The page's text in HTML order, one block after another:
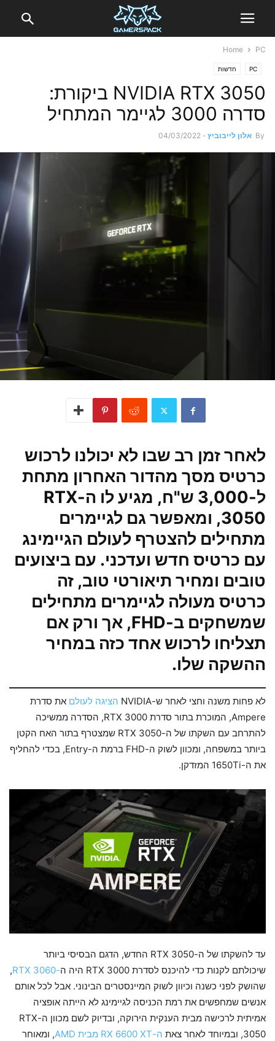
Home PC
PC חדשות
NVIDIA RTX 3050 ביקורת:
סדרה 3000 לגיימר המתחיל
By אלון לייבוביץ -
04/03/2022
לאחר זמן רב שבו לא יכולנו לרכוש
כרטיס מסך מהדור האחרון מתחת
ל-3,000 ש"ח, מגיע לו ה-RTX
3050, ומאפשר גם לגיימרים
מתחילים להצטרף לעולם הגיימינג
עם כרטיס חדש ועדכני. עם ביצועים
טובים ומחיר תיאורטי טוב, זה
כרטיס מעולה לגיימרים מתחילים
שמשחקים ב-FHD, אך ורק אם
תצליחו לרכוש אחד כזה במחיר
ההשקה שלו.
לא פחות משנה וחצי לאחר ש-NVIDIA הציגה לעולם את סדרת
Ampere, המוכרת בתור סדרת RTX 3000, הסדרה ממשיכה
להתרחב עם השקתו של ה-RTX 3050 שמצטרף בתור האח הקטן
ביותר במשפחה, ומכוון לשוק ה-FHD ברמת ה-Entry, בכדי להחליף
את ה-1650Ti המזדקן.
עד להשקתו של ה-RTX 3050 החדש, הדגם הבסיסי ביותר
שיכולתם לקנות כדי להיכנס לסדרת RTX 3000 היה ה
-RTX 3060
,
שהושק לפני כשנה וכיוון לשוק המיינסטרים הבינוני. אבל לכל אותם
אנשים שמחפשים את רמת הכניסה לגיימינג לא הייתה אופציה
אמיתית לרכישה מבית הענקית הירוקה, ובדיוק לשם מכוון ה-RTX
3050, ובמיוחד לאחר צאת
ה-RX 6600 XT מבית AMD
, ומאוחר